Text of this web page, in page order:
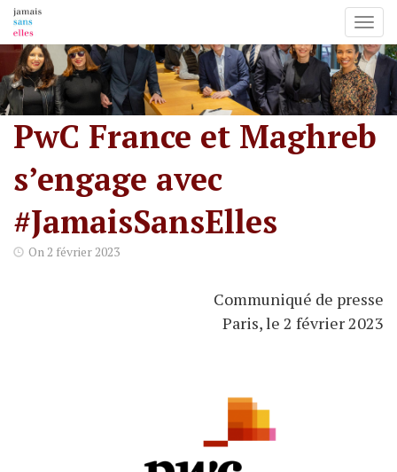
Skip
to
content
PwC France et Maghreb
s’engage avec
#JamaisSansElles
On2 février 2023
Communiqué de presse
Paris, le 2 février 2023